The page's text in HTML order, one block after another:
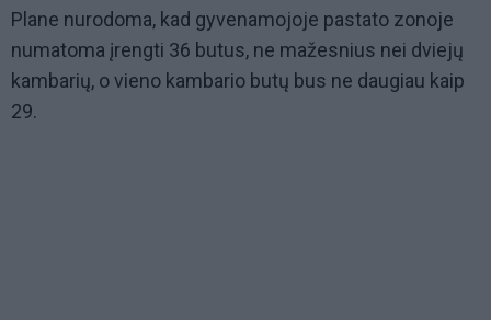
Plane nurodoma, kad gyvenamojoje pastato zonoje
numatoma įrengti 36 butus, ne mažesnius nei dviejų
kambarių, o vieno kambario butų bus ne daugiau kaip
29.